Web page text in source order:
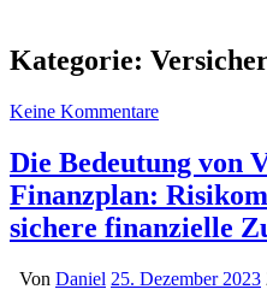
Kategorie:
Keine Kommentare
Die Bedeutung von
Finanzplan:
sichere finanzielle
Von Daniel 25. Dezember 2023